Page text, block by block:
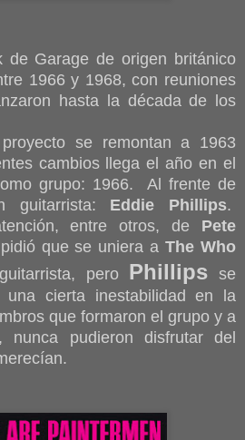
de Garage de origen británico
1966 y 1968, con reuniones
hasta la década de los
se remontan a 1963
cambios llega el año en el
grupo: 1966. Al frente de
guitarrista: Eddie Phillips.
entre otros, de Pete
que se uniera aThe Who
pero Phillips se
cierta inestabilidad en la
que formaron el grupo y a
nunca pudieron disfrutar del